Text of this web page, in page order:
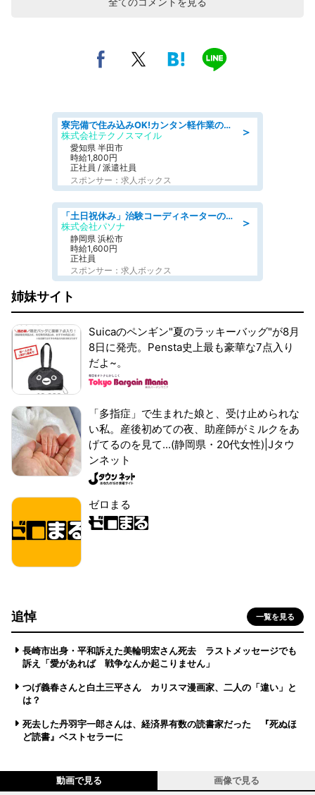
＞
寮完備で住み込みOK!カンタン軽作業のお仕事 denso aichi
株式会社テクノスマイル
愛知県 半田市
時給1,800円
正社員 / 派遣社員
スポンサー：求人ボックス
＞
「土日祝休み」治験コーディネーターのお仕事/未経験OK
株式会社パソナ
静岡県 浜松市
時給1,600円
正社員
スポンサー：求人ボックス
姉妹サイト
Suicaのペンギン"夏のラッキーバッグ"が8月
8日に発売。Pensta史上最も豪華な7点入り
だよ~。
「多指症」で生まれた娘と、受け止められな
い私。産後初めての夜、助産師がミルクをあ
げてるのを見て...(静岡県・20代女性)|Jタウ
ンネット
ゼロまる
追悼 一覧を見る
長崎市出身・平和訴えた美輪明宏さん死去 ラストメッセージでも
訴え「愛があれば 戦争なんか起こりません」
つげ義春さんと白土三平さん カリスマ漫画家、二人の「違い」と
は？
死去した丹羽宇一郎さんは、経済界有数の読書家だった 『死ぬほ
ど読書』ベストセラーに
動画で見る 画像で見る